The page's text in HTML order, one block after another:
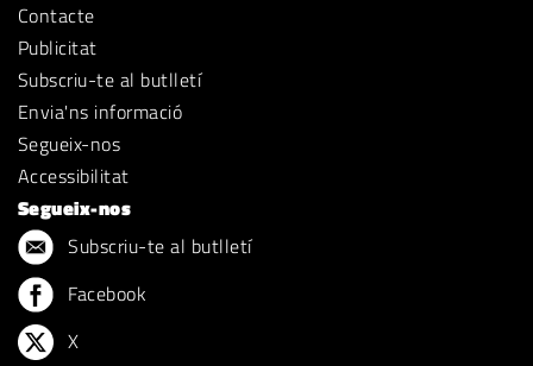
Contacte
Publicitat
Subscriu-te al butlletí
Envia'ns informació
Segueix-nos
Accessibilitat
Segueix-nos
Subscriu-te al butlletí
Facebook
X